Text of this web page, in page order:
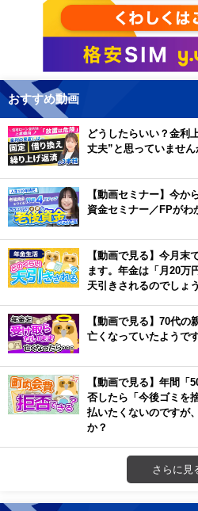
おすすめ動画
どうしたらいい？金利
丈夫”と思っていません
【動画セミナー】今か
資金セミナー／FPがわ
【動画で見る】今月末
ます。年金は「月20万
天引きされるのでしょ
【動画で見る】70代の
亡くなっていたようで
【動画で見る】年間「
否したら「今後ゴミを
払いたくないのですが
か？
さらに見